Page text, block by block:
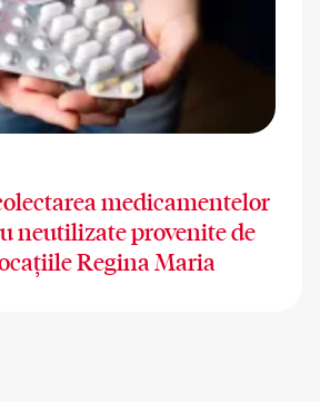
medicamentelor
neutilizate provenite de
Regina Maria